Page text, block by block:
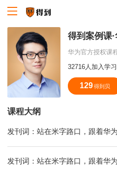
得到案例课
华为官方授权课
32716人加入学习
129 得到贝
课程大纲
发刊词：站在米字路口，跟着华
发刊词：站在米字路口，跟着华